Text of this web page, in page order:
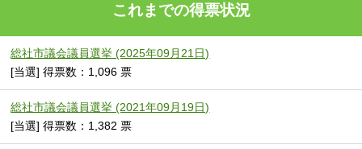
これまでの得票状況
総社市議会議員選挙 (2025年09月21日)
[当選] 得票数：1,096 票
総社市議会議員選挙 (2021年09月19日)
[当選] 得票数：1,382 票